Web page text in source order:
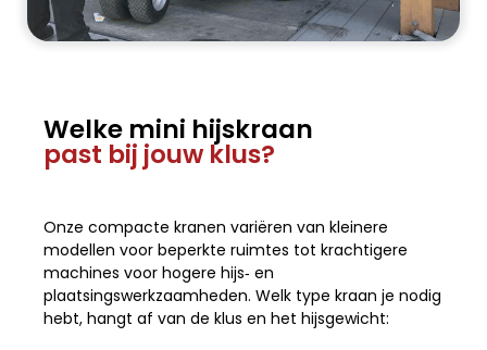
Welke mini hijskraan
past bij jouw klus?
Onze compacte kranen variëren van kleinere
modellen voor beperkte ruimtes tot krachtigere
machines voor hogere hijs‑ en
plaatsingswerkzaamheden. Welk type kraan je nodig
hebt, hangt af van de klus en het hijsgewicht: